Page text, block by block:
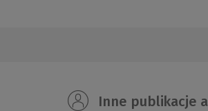
Inne publikacje